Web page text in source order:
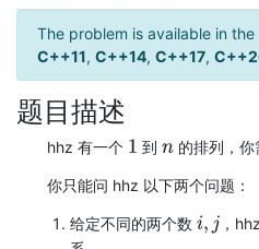
The problem is available in
C++11, C++14, C++17,
题目描述
hhz 有一个 1 到 n的排列，你
你只能问 hhz 以下两个问题：
给定不同的两个数 i,j ，